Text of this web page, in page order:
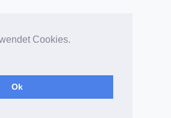
Cookies.
Ok
Limited